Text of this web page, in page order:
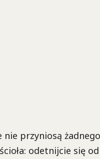
nie przyniosą
odetnijcie się